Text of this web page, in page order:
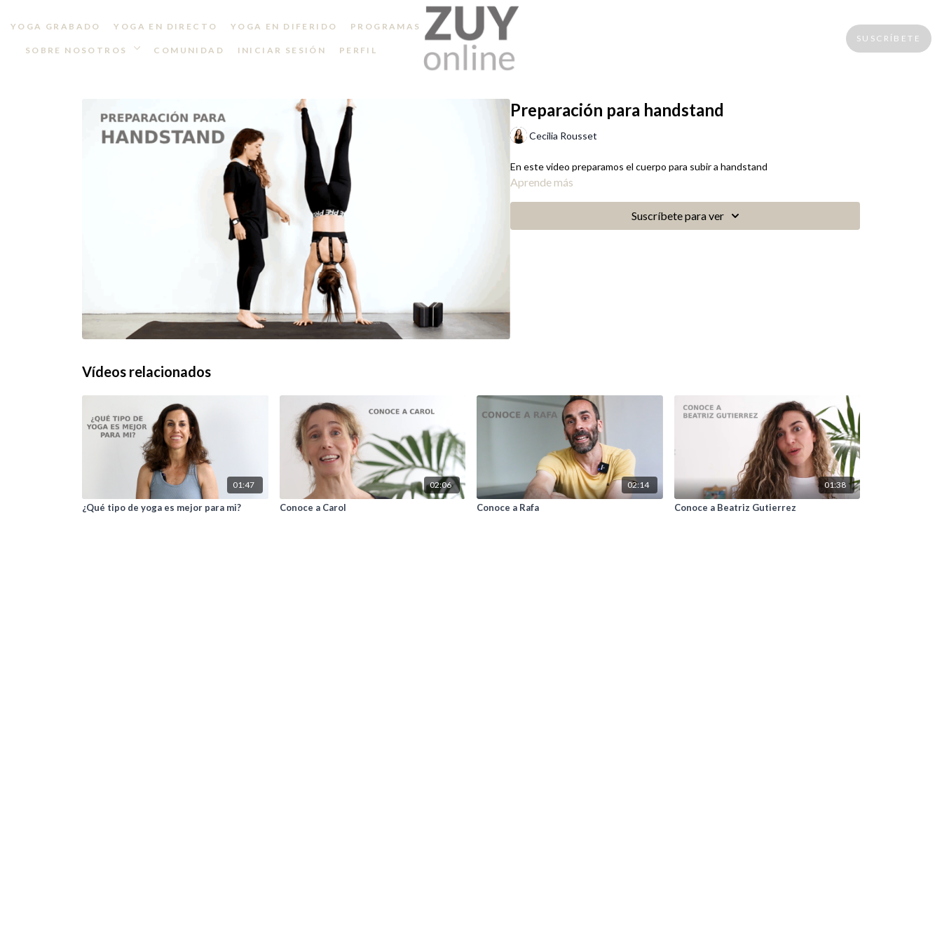
YOGA GRABADO YOGA EN DIRECTO YOGA EN DIFERIDO PROGRAMAS
SOBRE NOSOTROS COMUNIDAD INICIAR SESIÓN PERFIL
SUSCRÍBETE
Preparación para handstand
Cecilia Rousset
En este video preparamos el cuerpo para subir a handstand
Aprende más
Suscríbete para ver
Vídeos relacionados
01:47
¿Qué tipo de yoga es mejor para mi?
02:06
Conoce a Carol
02:14
Conoce a Rafa
01:38
Conoce a Beatriz Gutierrez